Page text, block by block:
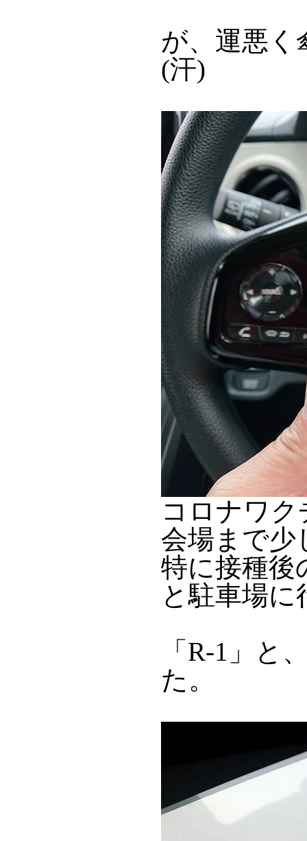
が、運悪く
(汗)
コロナワ
会場まで少
特に接種後
と駐車場
「R-1」と
た。